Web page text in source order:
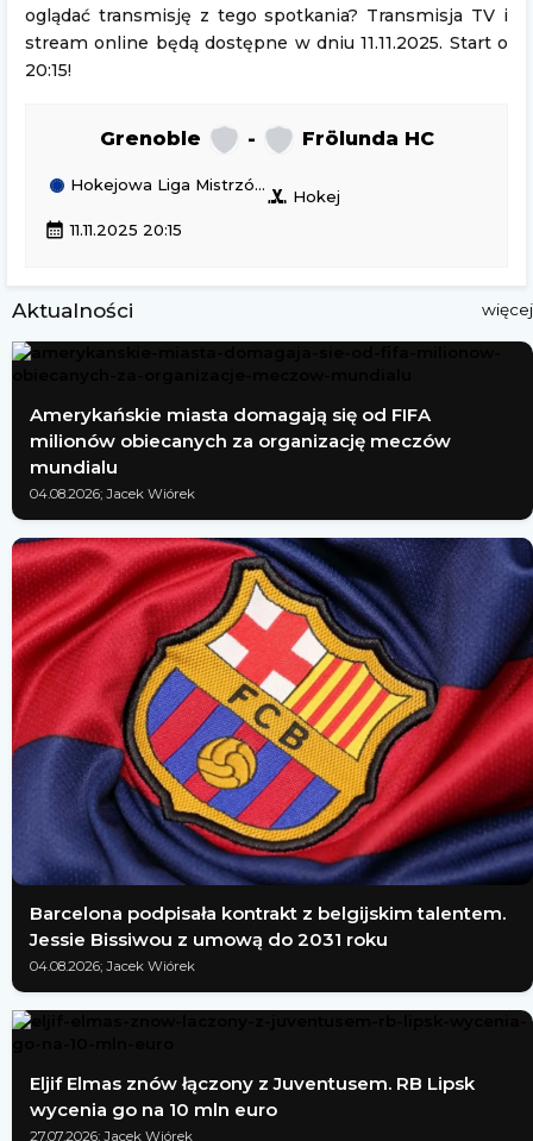
oglądać transmisję z tego spotkania? Transmisja TV i
stream online będą dostępne w dniu 11.11.2025. Start o
20:15!
Grenoble - Frölunda HC
Hokejowa Liga Mistrzów
sports_hockey Hokej
calendar_month 11.11.2025 20:15
Aktualności więcej
Amerykańskie miasta domagają się od FIFA
milionów obiecanych za organizację meczów
mundialu
04.08.2026; Jacek Wiórek
Barcelona podpisała kontrakt z belgijskim talentem.
Jessie Bissiwou z umową do 2031 roku
04.08.2026; Jacek Wiórek
Eljif Elmas znów łączony z Juventusem. RB Lipsk
wycenia go na 10 mln euro
27.07.2026; Jacek Wiórek